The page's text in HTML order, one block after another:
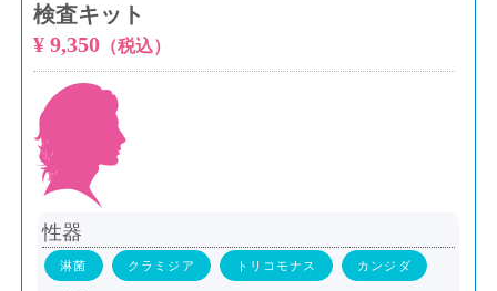
検査キット
¥ 9,350（税込）
性器
淋菌 クラミジア トリコモナス カンジダ